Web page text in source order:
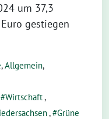
um 37,3
gestiegen
,Allgemein,
Wirtschaft,
, Grüne